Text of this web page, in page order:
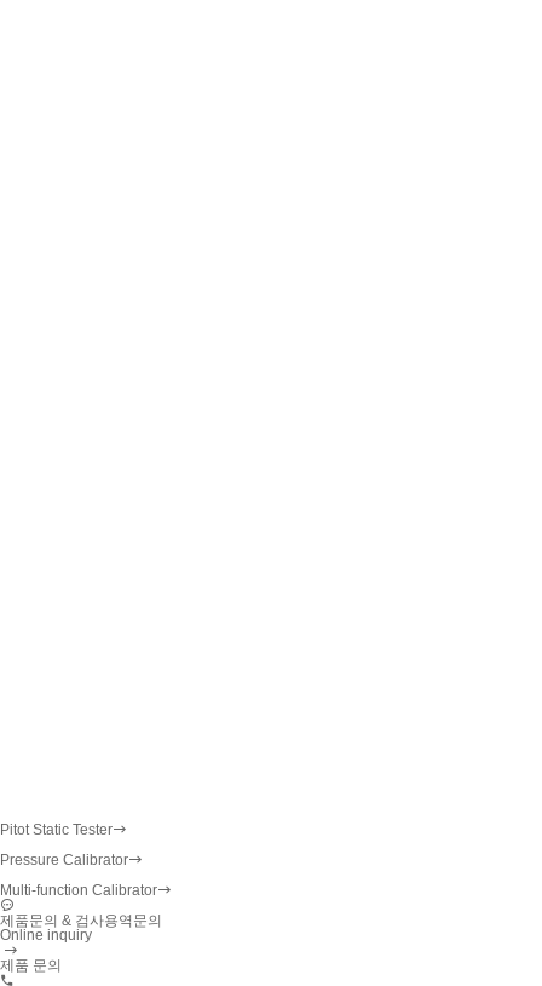
Pitot Static Tester
Pressure Calibrator
Multi-function Calibrator
제품문의 & 검사용역문의
Online inquiry
제품 문의